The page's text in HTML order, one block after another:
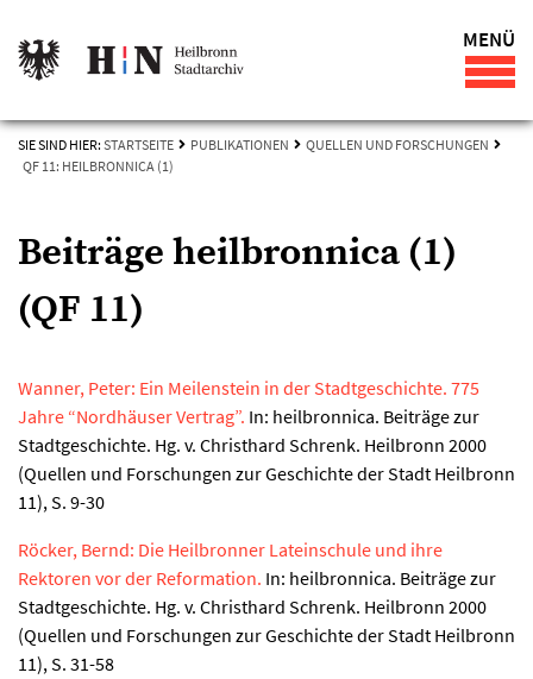
MENÜ
SIE SIND HIER: STARTSEITE PUBLIKATIONEN
QUELLEN UND FORSCHUNGEN
QF 11: HEILBRONNICA (1)
Beiträge heilbronnica (1)
(QF 11)
Wanner, Peter: Ein Meilenstein in der Stadtgeschichte. 775
Jahre “Nordhäuser Vertrag”. In: heilbronnica. Beiträge zur
Stadtgeschichte. Hg. v. Christhard Schrenk. Heilbronn 2000
(Quellen und Forschungen zur Geschichte der Stadt Heilbronn
11), S. 9-30
Röcker, Bernd: Die Heilbronner Lateinschule und ihre
Rektoren vor der Reformation. In: heilbronnica. Beiträge zur
Stadtgeschichte. Hg. v. Christhard Schrenk. Heilbronn 2000
(Quellen und Forschungen zur Geschichte der Stadt Heilbronn
11), S. 31-58